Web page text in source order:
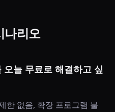
나리오
늘 무료로 해결하고 싶
한 없음, 확장 프로그램 불